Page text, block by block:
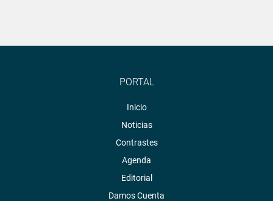
PORTAL
Inicio
Noticias
Contrastes
Agenda
Editorial
Damos Cuenta